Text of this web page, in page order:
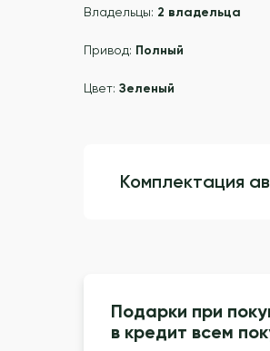
Владельцы: 2 владельца
Привод: Полный
Цвет: Зеленый
Комплектация
Подарки при
в кредит всем